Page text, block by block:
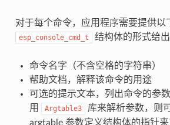
对于每个命令，应用程序需要提供以
esp_console_cmd_t 结构体的形式给出
命令名字（不含空格的字符串）
帮助文档，解释该命令的用途
可选的提示文本，列出命令的参
用
Argtable3
库来解析参数，则
argtable 参数定义结构体的指针